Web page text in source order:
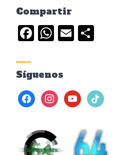
Compartir
Facebook
WhatsApp
Email
Síguenos
facebookinstagramyoutubetiktok